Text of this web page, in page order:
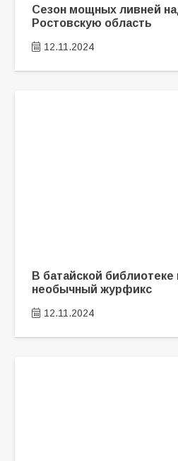
Сезон мощных ливней
Ростовскую область
12.11.2024
В батайской
необычный журфикс
12.11.2024